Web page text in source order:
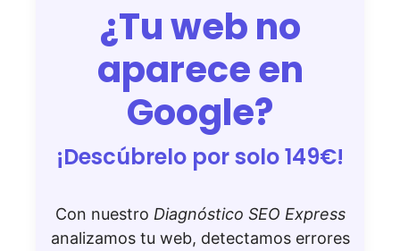
¿Tu web no
aparece en
Google?
¡Descúbrelo por solo 149€!
Con nuestro Diagnóstico SEO Express
analizamos tu web, detectamos errores